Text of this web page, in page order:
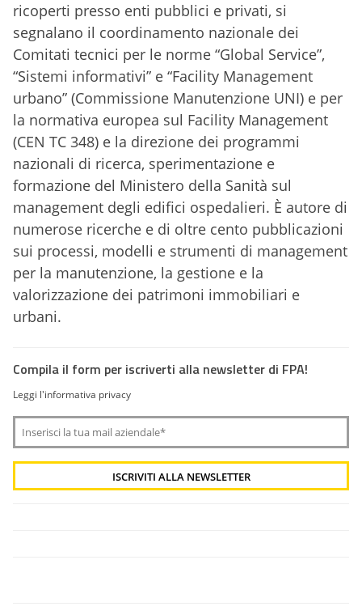
ricoperti presso enti pubblici e privati, si
segnalano il coordinamento nazionale dei
Comitati tecnici per le norme “Global Service”,
“Sistemi informativi” e “Facility Management
urbano” (Commissione Manutenzione UNI) e per
la normativa europea sul Facility Management
(CEN TC 348) e la direzione dei programmi
nazionali di ricerca, sperimentazione e
formazione del Ministero della Sanità sul
management degli edifici ospedalieri. È autore di
numerose ricerche e di oltre cento pubblicazioni
sui processi, modelli e strumenti di management
per la manutenzione, la gestione e la
valorizzazione dei patrimoni immobiliari e
urbani.
Compila il form per iscriverti alla newsletter di FPA!
Leggi l'informativa privacy